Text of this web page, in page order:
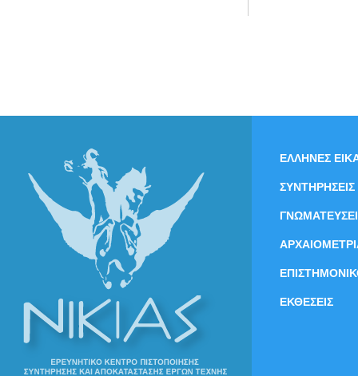
ΕΛΛΗΝΕΣ
ΣΥΝΤΗΡΗΣΕΙΣ
ΕΚΘΕΣΕΙΣ